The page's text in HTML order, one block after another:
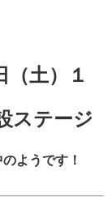
土）１
ステージ
ようです！